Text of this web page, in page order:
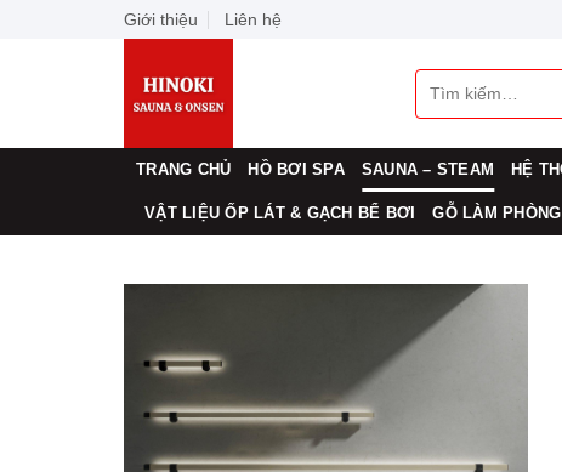
Giới thiệu Liên hệ
Tìm
kiếm:
TRANG CHỦ HỒ BƠI SPA SAUNA – STEAM HỆ
VẬT LIỆU ỐP LÁT & GẠCH BỂ BƠI GỖ LÀM